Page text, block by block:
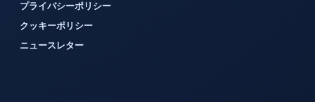
プライバシーポリシー
クッキーポリシー
ニュースレター